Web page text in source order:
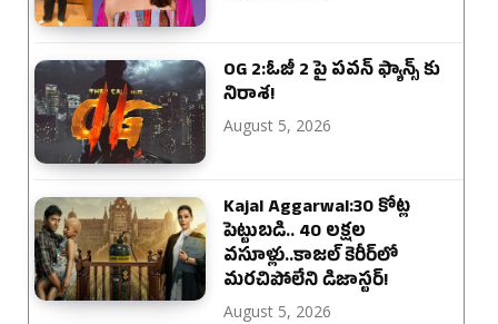
OG 2:ఓజీ 2 పై పవన్ ఫ్యాన్స్ కు
నిరాశ!
August 5, 2026
Kajal Aggarwal:30 కోట్ల
పెట్టుబడి.. 40 లక్షల
వసూళ్లు..కాజల్ కెరీర్‌లో
మరచిపోలేని డిజాస్టర్!
August 5, 2026